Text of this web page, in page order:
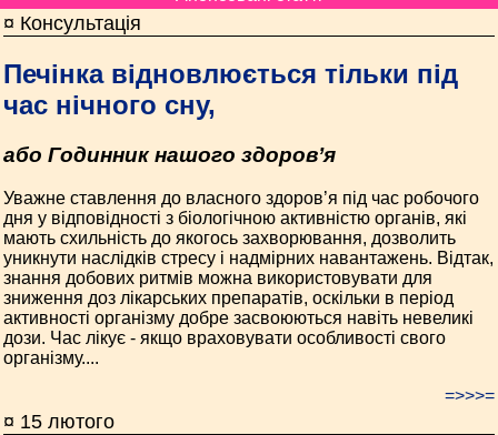
¤ Консультація
Печінка відновлюється тільки під
час нічного сну,
або Годинник нашого здоров’я
Уважне ставлення до власного здоров’я під час робочого
дня у відповідності з біологічною активністю органів, які
мають схильність до якогось захворювання, дозволить
уникнути наслідків стресу і надмірних навантажень. Відтак,
знання добових ритмів можна використовувати для
зниження доз лікарських препаратів, оскільки в період
активності організму добре засвоюються навіть невеликі
дози. Час лікує - якщо враховувати особливості свого
організму....
=>>>=
¤ 15 лютого